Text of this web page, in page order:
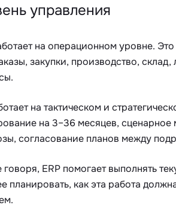
управления
на операционном уровне.
закупки, производство, склад,
на тактическом и
на 3–36 месяцев, сценарное
согласование планов между
ERP помогает выполнять
планировать, как эта работа